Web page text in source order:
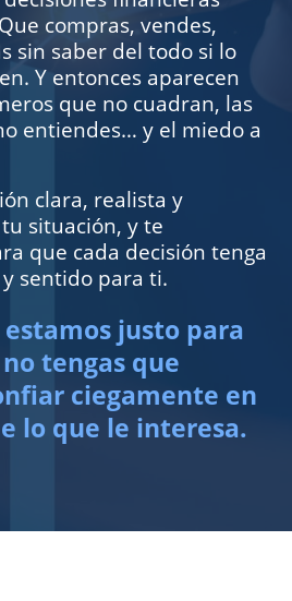
compras, vendes,
sin saber del todo si lo
Y entonces aparecen
que no cuadran, las
entiendes… y el miedo a
clara, realista y
situación, y te
que cada decisión tenga
sentido para ti.
estamos justo para
tengas que
ciegamente en
lo que le interesa.